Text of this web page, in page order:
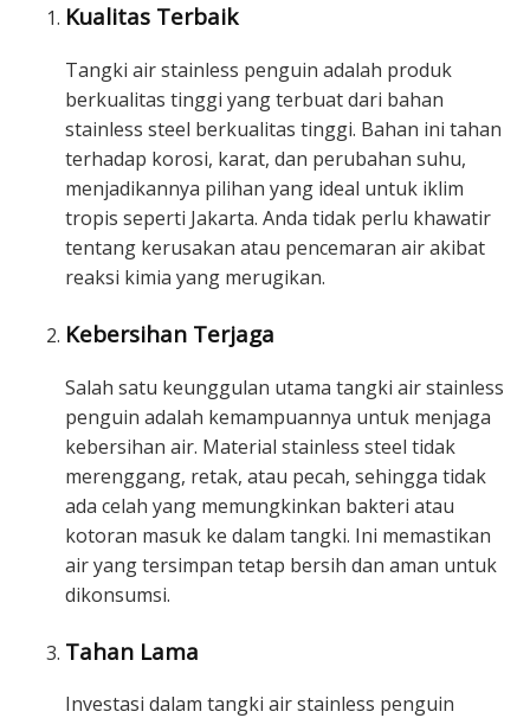
Kualitas Terbaik
Tangki air stainless penguin adalah produk
berkualitas tinggi yang terbuat dari bahan
stainless steel berkualitas tinggi. Bahan ini tahan
terhadap korosi, karat, dan perubahan suhu,
menjadikannya pilihan yang ideal untuk iklim
tropis seperti Jakarta. Anda tidak perlu khawatir
tentang kerusakan atau pencemaran air akibat
reaksi kimia yang merugikan.
Kebersihan Terjaga
Salah satu keunggulan utama tangki air stainless
penguin adalah kemampuannya untuk menjaga
kebersihan air. Material stainless steel tidak
merenggang, retak, atau pecah, sehingga tidak
ada celah yang memungkinkan bakteri atau
kotoran masuk ke dalam tangki. Ini memastikan
air yang tersimpan tetap bersih dan aman untuk
dikonsumsi.
Tahan Lama
Investasi dalam tangki air stainless penguin